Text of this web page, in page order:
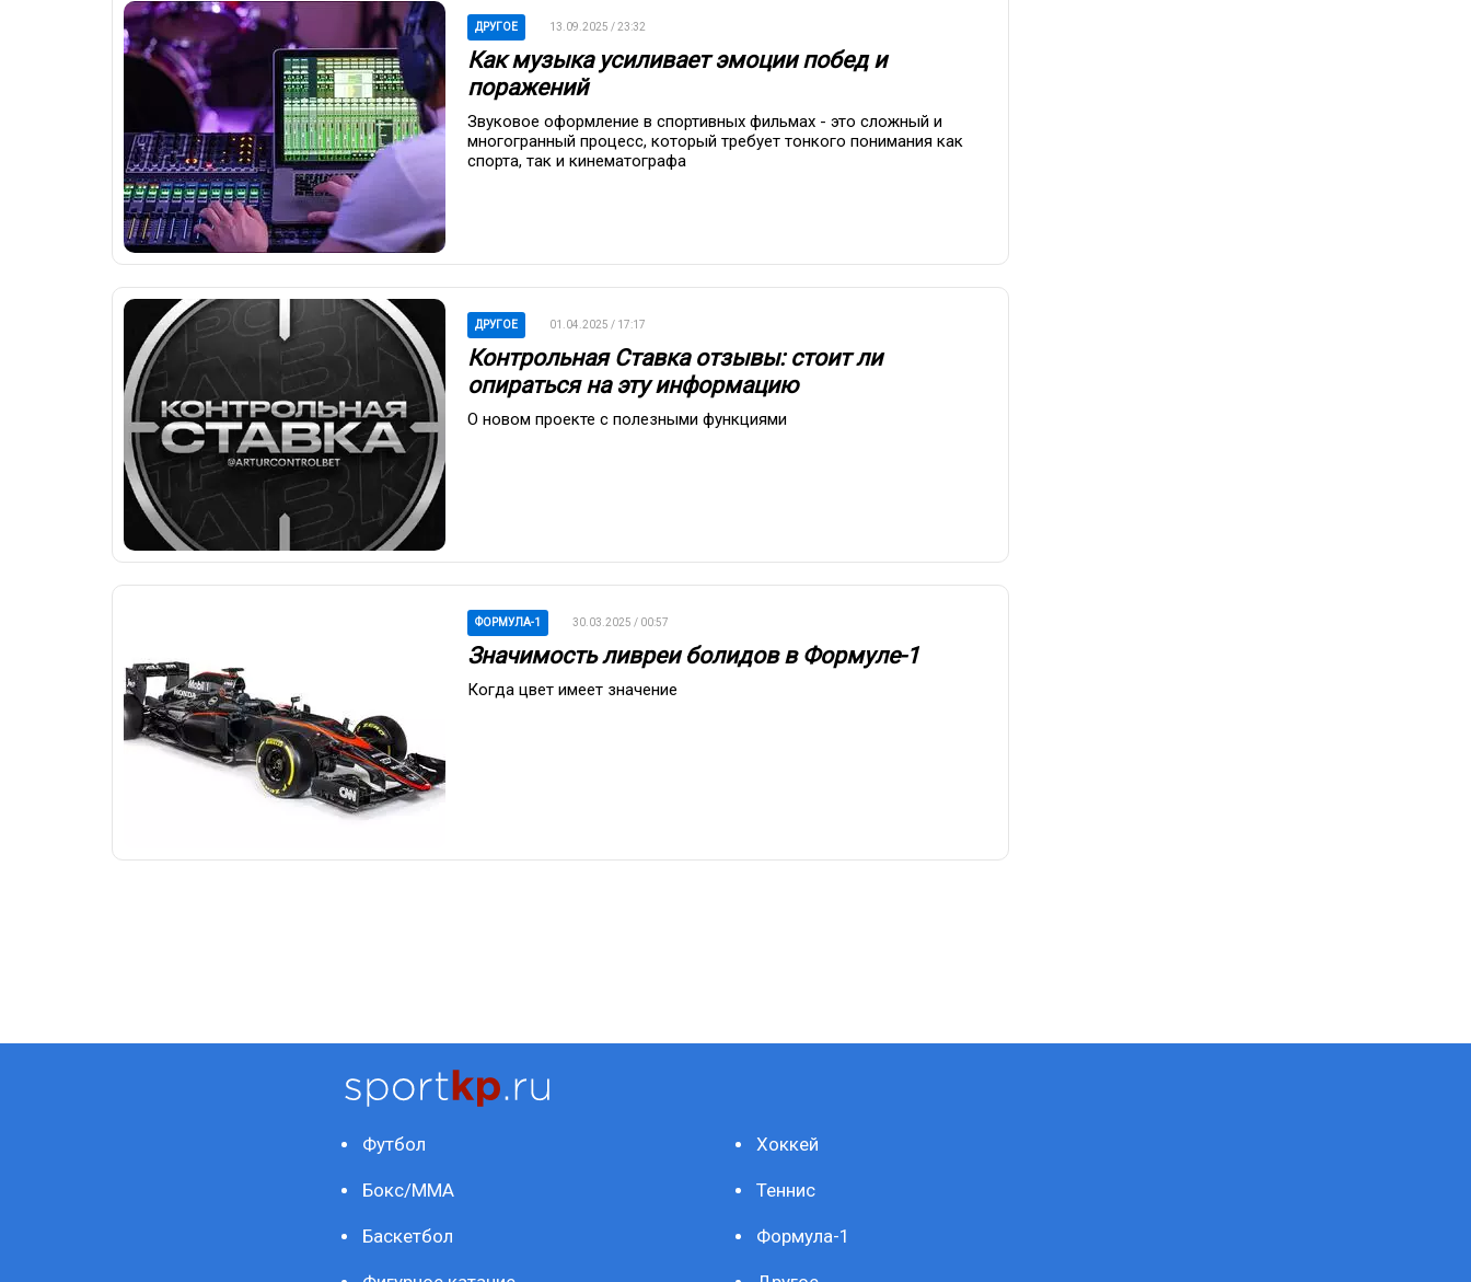
ДРУГОЕ 13.09.2025 / 23:32
Как музыка усиливает эмоции побед и
поражений
Звуковое оформление в спортивных фильмах - это сложный и
многогранный процесс, который требует тонкого понимания как
спорта, так и кинематографа
ДРУГОЕ 01.04.2025 / 17:17
Контрольная Ставка отзывы: стоит ли
опираться на эту информацию
О новом проекте с полезными функциями
ФОРМУЛА-1 30.03.2025 / 00:57
Значимость ливреи болидов в Формуле-1
Когда цвет имеет значение
Футбол Хоккей
Бокс/ММА Теннис
Баскетбол Формула-1